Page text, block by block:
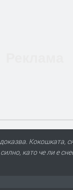
Кокошката,
като че ли е